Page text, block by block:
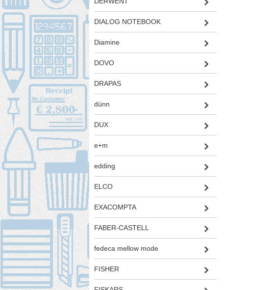
DIALOG NOTEBOOK
Diamine
DOVO
DRAPAS
dünn
DUX
e+m
edding
ELCO
EXACOMPTA
FABER-CASTELL
fedeca mellow mode
FISHER